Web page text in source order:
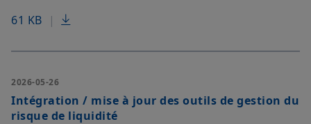
61 KB |
2026-05-26
Intégration / mise à jour des outils de gestion du
risque de liquidité